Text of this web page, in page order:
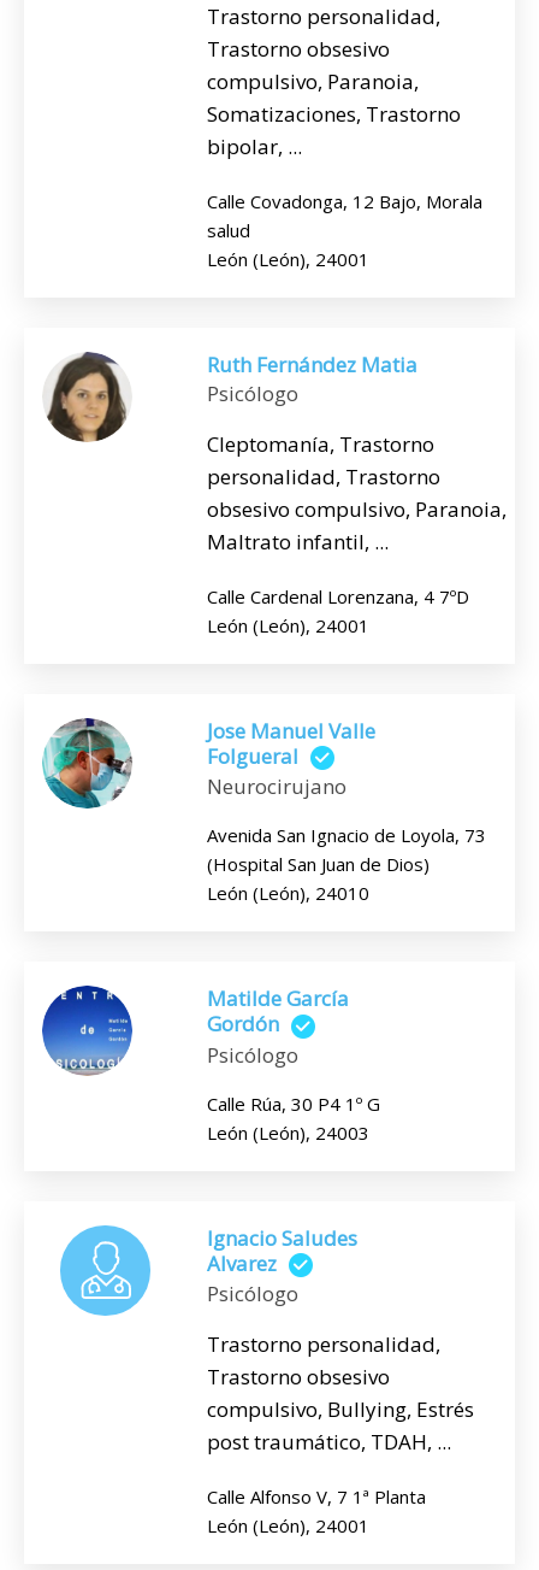
Trastorno personalidad,
Trastorno obsesivo
compulsivo, Paranoia,
Somatizaciones, Trastorno
bipolar, ...
Calle Covadonga, 12 Bajo, Morala
salud
León (León), 24001
Ruth Fernández Matia
Psicólogo
Cleptomanía, Trastorno
personalidad, Trastorno
obsesivo compulsivo, Paranoia,
Maltrato infantil, ...
Calle Cardenal Lorenzana, 4 7ºD
León (León), 24001
Jose Manuel Valle
Folgueral
Neurocirujano
Avenida San Ignacio de Loyola, 73
(Hospital San Juan de Dios)
León (León), 24010
Matilde García
Gordón
Psicólogo
Calle Rúa, 30 P4 1º G
León (León), 24003
Ignacio Saludes
Alvarez
Psicólogo
Trastorno personalidad,
Trastorno obsesivo
compulsivo, Bullying, Estrés
post traumático, TDAH, ...
Calle Alfonso V, 7 1ª Planta
León (León), 24001